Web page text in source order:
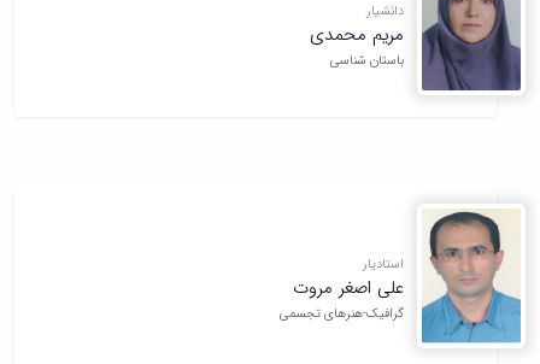
دانشیار
مریم محمدی
باستان شناسی
استادیار
علی اصغر مروت
گرافیک-هنرهای تجسمی